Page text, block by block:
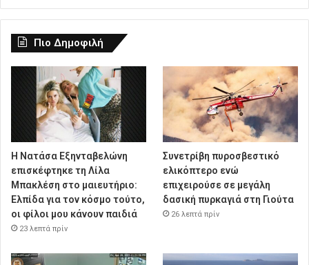
Πιο Δημοφιλή
Η Νατάσα Εξηνταβελώνη
επισκέφτηκε τη Λίλα
Μπακλέση στο μαιευτήριο:
Ελπίδα για τον κόσμο τούτο,
οι φίλοι μου κάνουν παιδιά
23 λεπτά πρίν
Συνετρίβη πυροσβεστικό
ελικόπτερο ενώ
επιχειρούσε σε μεγάλη
δασική πυρκαγιά στη Γιούτα
26 λεπτά πρίν